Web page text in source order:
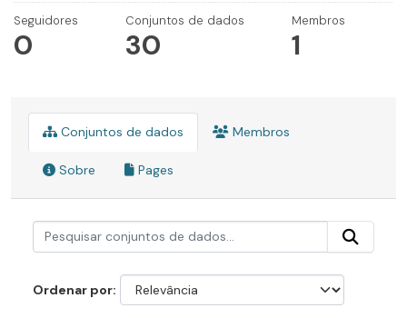
Seguidores
0
Conjuntos de dados
30
Membros
1
Conjuntos de dados Membros
Sobre Pages
Ordenar por